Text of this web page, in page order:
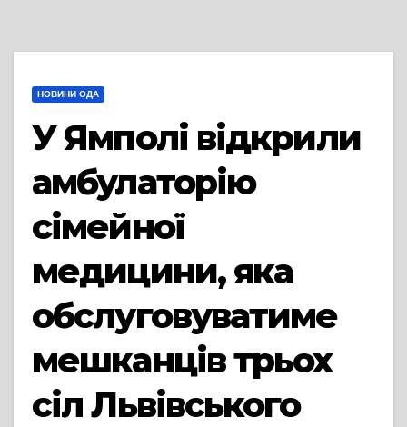
НОВИНИ ОДА
У Ямполі відкрили
амбулаторію
сімейної
медицини, яка
обслуговуватиме
мешканців трьох
сіл Львівського